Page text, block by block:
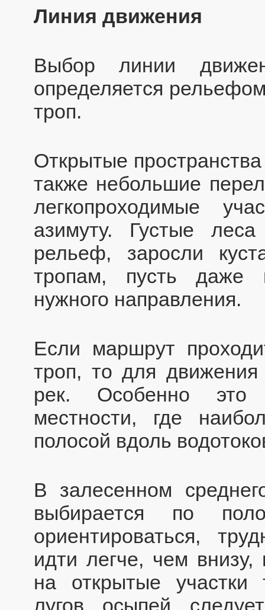
Линия движения
Выбор линии
определяется
троп.
Открытые
также небольшие
легкопроходимые
азимуту. Густые
рельеф, заросли
тропам, пусть даже
нужного направления.
Если маршрут
троп, то для движения
рек. Особенно это
местности, где
полосой вдоль
В залесенном
выбирается по
ориентироваться,
идти легче, чем
на открытые участки
лугов, осыпей,